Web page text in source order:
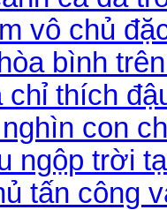
vô chủ
bình
chỉ thích
con
ngộp trời
tấn công